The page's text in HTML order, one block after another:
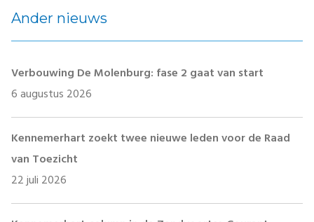
Ander nieuws
Verbouwing De Molenburg: fase 2 gaat van start
6 augustus 2026
Kennemerhart zoekt twee nieuwe leden voor de Raad
van Toezicht
22 juli 2026